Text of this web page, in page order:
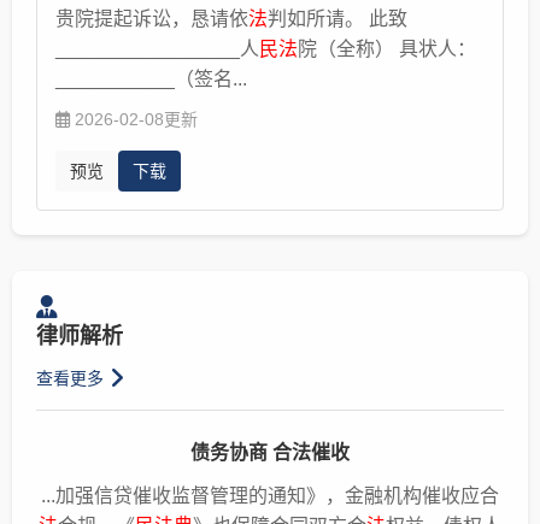
贵院提起诉讼，恳请依法判如所请。 此致
_________________人 民法 院（全称） 具状人：
___________（签名...
2026-02-08更新
预览 下载
律师解析
查看更多
债务协商 合法催收
...加强信贷催收监督管理的通知》，金融机构催收应合